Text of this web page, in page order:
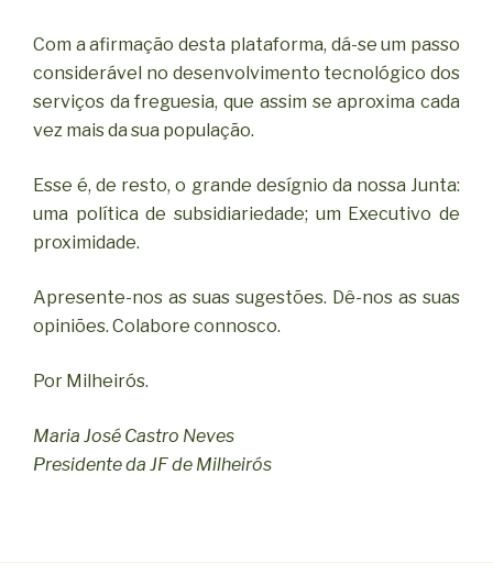
Com a afirmação desta plataforma, dá-se um passo
considerável no desenvolvimento tecnológico dos
serviços da freguesia, que assim se aproxima cada
vez mais da sua população.
Esse é, de resto, o grande desígnio da nossa Junta:
uma política de subsidiariedade; um Executivo de
proximidade.
Apresente-nos as suas sugestões. Dê-nos as suas
opiniões. Colabore connosco.
Por Milheirós.
Maria José Castro Neves
Presidente da JF de Milheirós